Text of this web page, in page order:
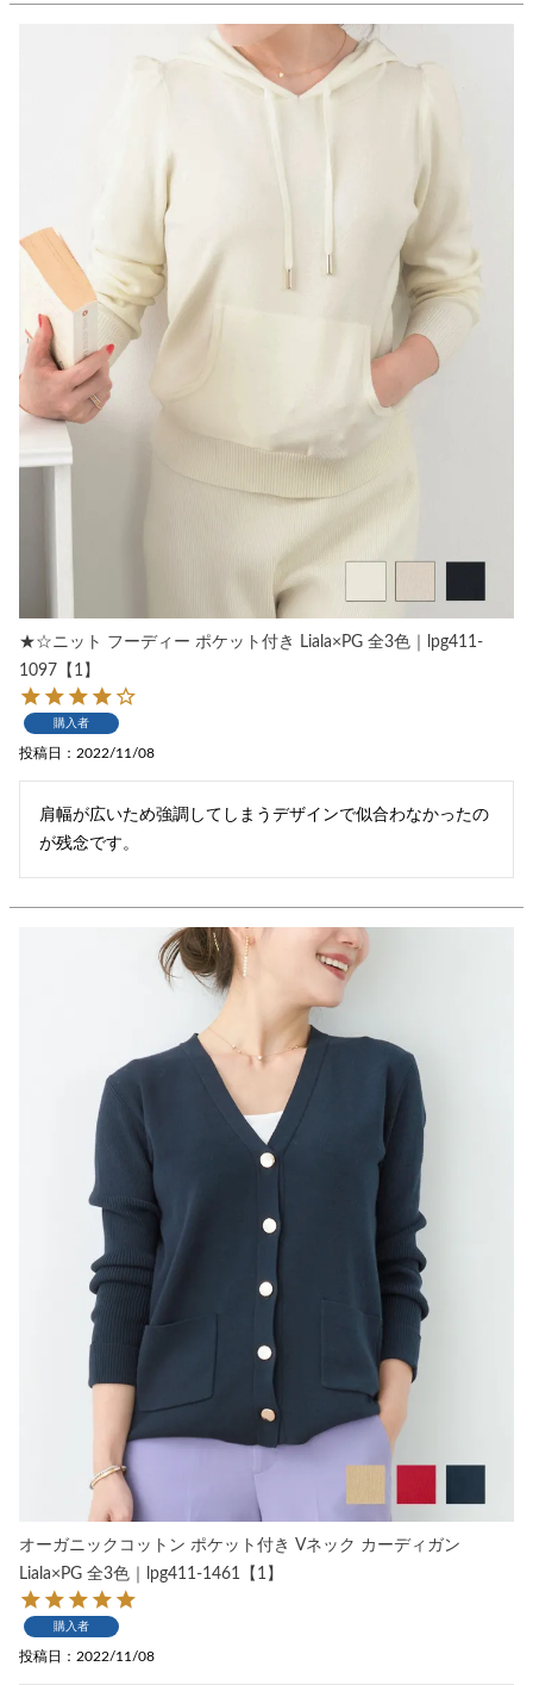
★☆ニット フーディー ポケット付き Liala×PG 全3色｜lpg411-
1097【1】
購入者
投稿日 2022/11/08
肩幅が広いため強調してしまうデザインで似合わなかったの
が残念です。
オーガニックコットン ポケット付き Vネック カーディガン
Liala×PG 全3色｜lpg411-1461【1】
購入者
投稿日 2022/11/08